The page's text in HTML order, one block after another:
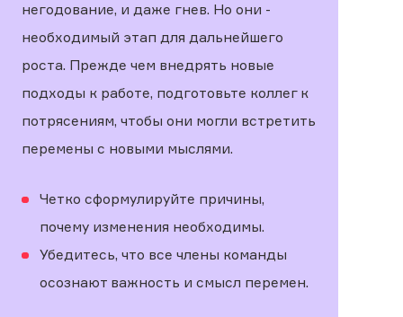
негодование, и даже гнев. Но они -
необходимый этап для дальнейшего
роста. Прежде чем внедрять новые
подходы к работе, подготовьте коллег к
потрясениям, чтобы они могли встретить
перемены с новыми мыслями.
Четко сформулируйте причины,
почему изменения необходимы.
Убедитесь, что все члены команды
осознают важность и смысл перемен.